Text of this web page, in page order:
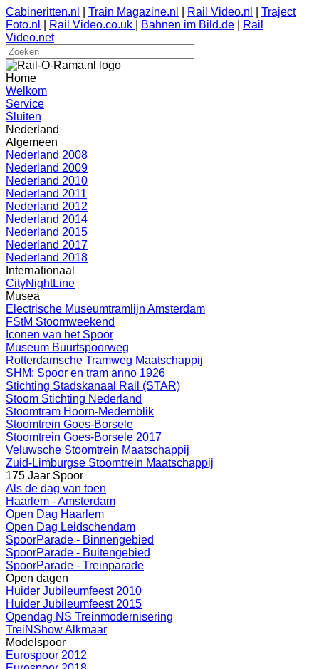
Cabineritten.nl Train Magazine.nl Rail Video.nl
Traject
Foto.nl
Rail Video.co.uk Bahnen im Bild.de
Rail
Video.net
Home
Welkom
Service
Sluiten
Nederland
Algemeen
Nederland 2008
Nederland 2009
Nederland 2010
Nederland 2011
Nederland 2012
Nederland 2014
Nederland 2015
Nederland 2017
Nederland 2018
Internationaal
CityNightLine
Musea
Electrische Museumtramlijn Amsterdam
FStM Stoomweekend
Iconen van het Spoor
Museum Buurtspoorweg
Rotterdamsche Tramweg Maatschappij
SHM: Spoor en tram anno 1926
Stichting Stadskanaal Rail (STAR)
Stoom Stichting Nederland
Stoomtram Hoorn-Medemblik
Stoomtrein Goes-Borsele
Stoomtrein Goes-Borsele 2017
Veluwsche Stoomtrein Maatschappij
Zuid-Limburgse Stoomtrein Maatschappij
175 Jaar Spoor
Als de dag van toen
Haarlem - Amsterdam
Open Dag Haarlem
Open Dag Leidschendam
SpoorParade - Binnengebied
SpoorParade - Buitengebied
SpoorParade - Treinparade
Open dagen
Huider Jubileumfeest 2010
Huider Jubileumfeest 2015
Opendag NS Treinmodernisering
TreiNShow Alkmaar
Modelspoor
Eurospoor 2012